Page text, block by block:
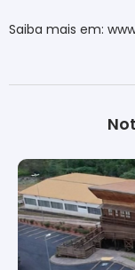
Saiba mais em: